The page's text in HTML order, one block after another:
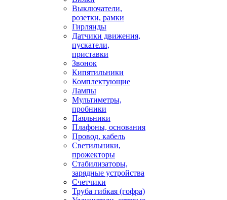
Выключатели,
розетки, рамки
Гирлянды
Датчики движения,
пускатели,
приставки
Звонок
Кипятильники
Комплектующие
Лампы
Мультиметры,
пробники
Паяльники
Плафоны, основания
Провод, кабель
Светильники,
прожекторы
Стабилизаторы,
зарядные устройства
Счетчики
Труба гибкая (гофра)